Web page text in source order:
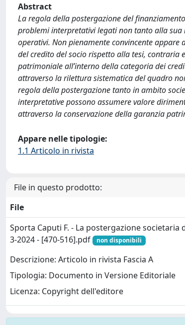
Abstract
La regola della postergazione del
problemi interpretativi legati non tanto alla
operativi. Non pienamente convincente
del credito del socio rispetto alla tesi, contraria
patrimoniale all’interno della categoria dei
attraverso la rilettura sistematica del quadro
regola della postergazione tanto in ambito
interpretative possono assumere valore
attraverso la conservazione della garanzia
Appare nelle tipologie:
1.1 Articolo in rivista
File in questo prodotto:
File
Sporta Caputi F. - La postergazione societaria
3-2024 - [470-516].pdf
non disponibili
Descrizione: Articolo in rivista Fascia A
Tipologia: Documento in Versione Editoriale
Licenza: Copyright dell'editore